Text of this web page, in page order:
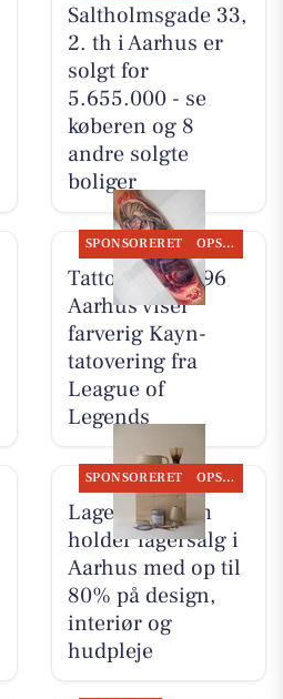
Saltholmsgade 33,
2. th i Aarhus er
solgt for
5.655.000 - se
køberen og 8
andre solgte
boliger
SPONSORERET OPSLAGSTAVLEN
Tattoo Studio 96
Aarhus viser
farverig Kayn-
tatovering fra
League of
Legends
SPONSORERET OPSLAGSTAVLEN
Lagersalg.com
holder lagersalg i
Aarhus med op til
80% på design,
interiør og
hudpleje